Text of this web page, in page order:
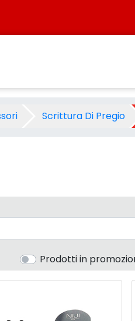
-
Scrittura Di Pregio
Prodotti in